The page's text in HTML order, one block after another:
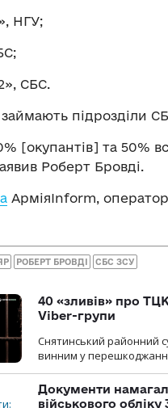
НГУ;
СБС.
займають підрозділи
[окупантів] та 50%
Роберт Бровді.
АрміяInform,
РОБЕРТ БРОВДІ СБС ЗСУ
40 «зливів» про
Viber-групи
Снятинський районний
винним у перешкоджанні
Документи
військового